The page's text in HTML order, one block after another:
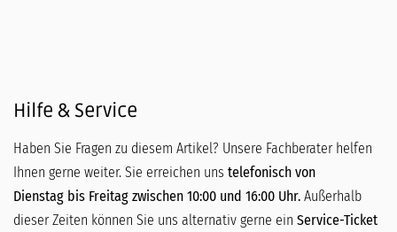
Hilfe & Service
Haben Sie Fragen zu diesem Artikel? Unsere Fachberater helfen
Ihnen gerne weiter. Sie erreichen uns telefonisch von
Dienstag bis Freitag zwischen 10:00 und 16:00 Uhr. Außerhalb
dieser Zeiten können Sie uns alternativ gerne ein Service-Ticket